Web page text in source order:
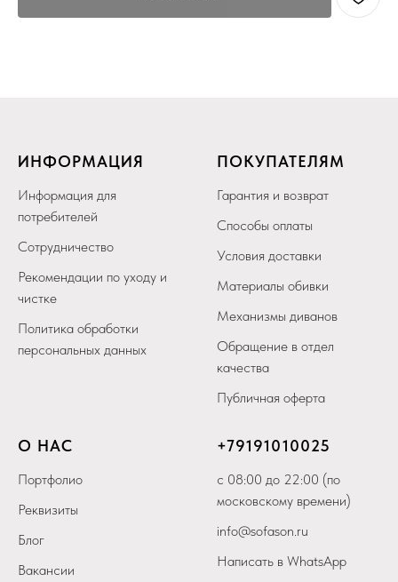
ИНФОРМАЦИЯ
Информация для
потребителей
Сотрудничество
Рекомендации по уходу и
чистке
Политика обработки
персональных данных
ПОКУПАТЕЛЯМ
Гарантия и возврат
Способы оплаты
Условия доставки
Материалы обивки
Механизмы диванов
Обращение в отдел
качества
Публичная оферта
О НАС
Портфолио
Реквизиты
Блог
Вакансии
+79191010025
с 08:00 до 22:00 (по
московскому времени)
info@sofason.ru
Написать в WhatsApp